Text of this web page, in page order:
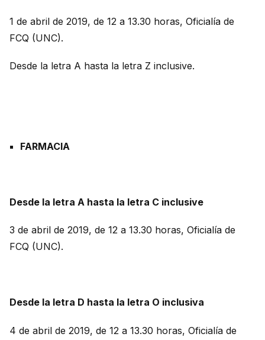
1 de abril de 2019, de 12 a 13.30 horas, Oficialía de
FCQ (UNC).
Desde la letra A hasta la letra Z inclusive.
FARMACIA
Desde la letra A hasta la letra C inclusive
3 de abril de 2019, de 12 a 13.30 horas, Oficialía de
FCQ (UNC).
Desde la letra D hasta la letra O inclusiva
4 de abril de 2019, de 12 a 13.30 horas, Oficialía de